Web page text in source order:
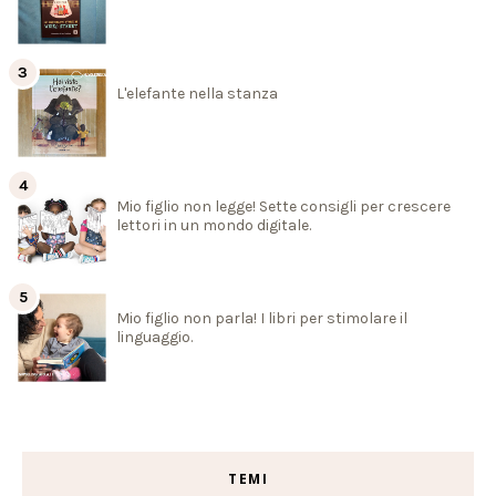
L'elefante nella stanza
Mio figlio non legge! Sette consigli per crescere
lettori in un mondo digitale.
Mio figlio non parla! I libri per stimolare il
linguaggio.
TEMI